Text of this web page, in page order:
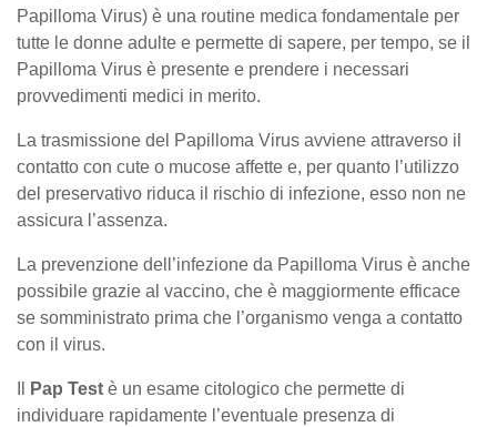
Papilloma Virus) è una routine medica fondamentale per
tutte le donne adulte e permette di sapere, per tempo, se il
Papilloma Virus è presente e prendere i necessari
provvedimenti medici in merito.
La trasmissione del Papilloma Virus avviene attraverso il
contatto con cute o mucose affette e, per quanto l’utilizzo
del preservativo riduca il rischio di infezione, esso non ne
assicura l’assenza.
La prevenzione dell’infezione da Papilloma Virus è anche
possibile grazie al vaccino, che è maggiormente efficace
se somministrato prima che l’organismo venga a contatto
con il virus.
Pap Test è un esame citologico che permette di
individuare rapidamente l’eventuale presenza di